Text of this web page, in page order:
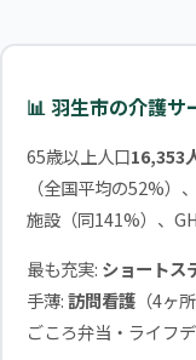
📊 羽生市の介護サ
65歳以上人口16,353
（全国平均の52%
施設（同141%）、
最も充実: ショートス
手薄:訪問看護（4ヶ
ごころ弁当・ライフ